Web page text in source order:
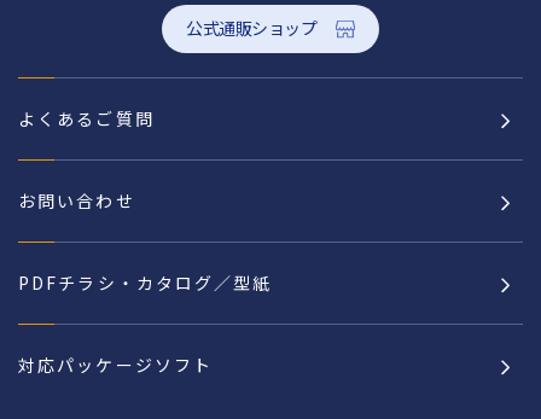
公式通販ショップ
よくあるご質問
お問い合わせ
PDFチラシ・カタログ／型紙
対応パッケージソフト